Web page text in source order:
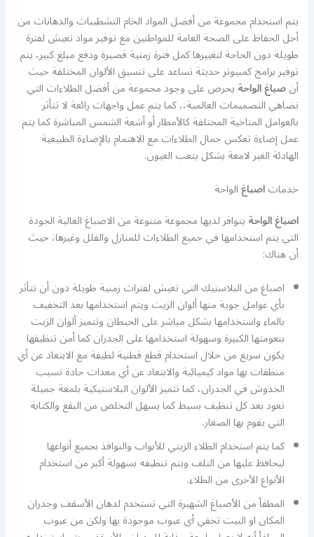
يتم استخدام مجموعة من أفضل المواد الخام التشطيبات والدهانات من
أجل الحفاظ على الصحة العامة للمواطنين مع توفير مواد تعيش لفترة
طويلة دون الحاجة لتغييرها كمل فترة زمنية قصيرة ودفع مبلغ كبير، يتم
توفير برامج كمبيوتر حديثة تساعد على تنسيق الألوان المختلفة حيث
أنصباغ الواحةيحرص على وجود مجموعة من أفضل الطلاءات التي
تضاهي التصميمات العالمية،، كما يتم عمل واجهات رائعة لا تتأثر
بالعوامل المناخية المختلفة كالأمطار أو أشعة الشمس المباشرة كما يتم
عمل إضاءة تعكس جمال الطلاءات مع الاهتمام بالإضاءة الطبيعية
الهادئة الغير لامعة بشكل يتعب العيون.
خدماتاصباغالواحة
اصباغ الواحةيتوافر لديها مجموعة متنوعة من الاصباغ العالية الجودة
التي يتم استخدامها في جميع الطلاءات للمنازل والفلل وغيرها، حيث
أن هناك:
اصباغ من البلاستيك التي تعيش لفترات زمنية طويلة دون أن تتأثر
بأي عوامل جوية منها ألوان الزيت ويتم استخدامها بعد التخفيف
بالماء واستخدامها بشكل مباشر على الحيطان وتتميز ألوان الزيت
بنعومتها الكبيرة وسهولة استخدامها على الجدران كما أمن تنظيفها
يكون سريع من خلال استخدام قطع قطنية لطيفة مع الابتعاد عن أي
منظفات بها مواد كيميائية والابتعاد عن أي معدات حادة تسبب
الخدوش في الجدران، كما تتميز الألوان البلاستيكية بلمعة جميلة
تعود بعد كل تنظيف بسيط كما يسهل التخلص من البقع والكتابة
التي يقوم بها الصغار.
كما يتم استخدام الطلاء الزيتي للأبواب والنوافذ بجميع أنواعها
ليحافظ عليها من التلف ويتم تنظيفه بسهولة أكبر من استخدام
الأنواع الأخرى من الطلاء.
المطفأ من الأصباغ الشهيرة التي تستخدم لدهان الأسقف وجدران
المكان او البيت تخفي أي عيوب موجودة بها ولكن من عيوب